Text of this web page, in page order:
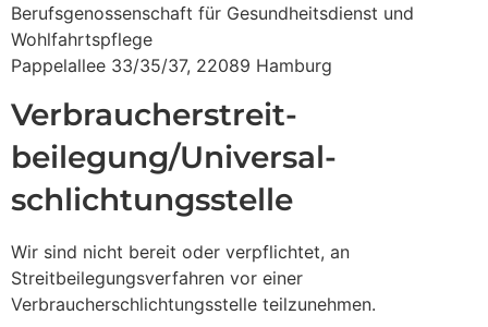
Berufsgenossenschaft für Gesundheitsdienst und
Wohlfahrtspflege
Pappelallee 33/35/37, 22089 Hamburg
Verbraucher­streit­
beilegung/Universal­
schlichtungs­stelle
Wir sind nicht bereit oder verpflichtet, an
Streitbeilegungsverfahren vor einer
Verbraucherschlichtungsstelle teilzunehmen.